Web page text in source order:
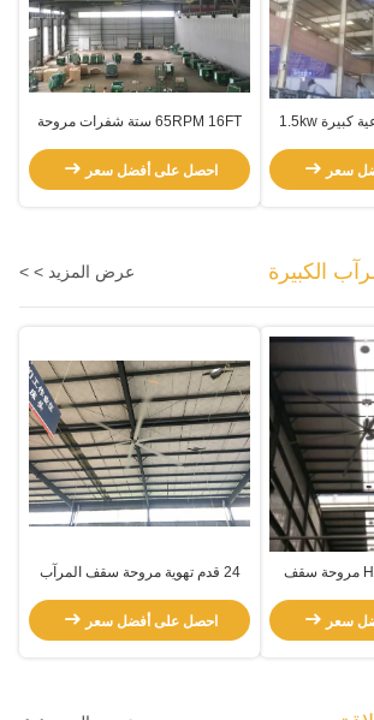
مروحة مخزن صناعية كبيرة 1.5kw
سعر
65RPM 16FT ستة شفرات مروحة
احصل على أفضل سعر
الكبيرة عرض المزيد > >
ستة شفرات HVLS مروحة سقف
سعر
24 قدم تهوية مروحة سقف المرآب
احصل على أفضل سعر